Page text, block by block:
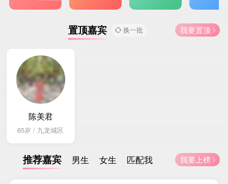
置顶嘉宾  换一批 我要置顶 
陈美君
65岁 / 九龙城区
推荐嘉宾 男生 女生 匹配我 我要上榜 